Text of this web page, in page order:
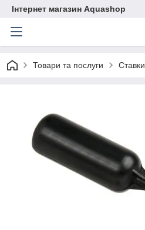
Інтернет магазин Aquashop
Товари та послуги Ставки